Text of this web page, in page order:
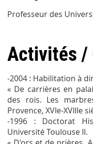
Professeur des
Activités /
-2004 : Habilitation à
« De carrières en
des rois. Les
Provence, XVIe-XVIIIe
-1996 : Doctorat
Université Toulouse II.